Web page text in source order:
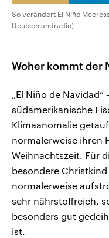
So verändert El Niño
Deutschlandradio)
Woher kommt der
„El Niño de
südamerikanische
Klimaanomalie
normalerweise ihren
Weihnachtszeit. Für
besondere
normalerweise
sehr nährstoffreich,
besonders gut
ist.